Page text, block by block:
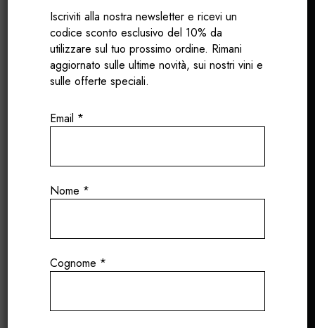
Iscriviti alla nostra newsletter e ricevi un
codice sconto esclusivo del 10% da
utilizzare sul tuo prossimo ordine. Rimani
aggiornato sulle ultime novità, sui nostri vini e
sulle offerte speciali.
Email *
Nome *
Cognome *